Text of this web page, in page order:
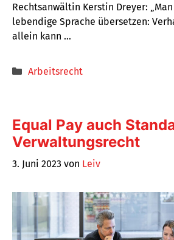
Rechtsanwältin Kerstin Dreyer:
lebendige Sprache übersetzen:
allein kann …
Kategorien
Arbeitsrecht
Equal Pay auch
Verwaltungsrecht
3. Juni 2023 von Leiv